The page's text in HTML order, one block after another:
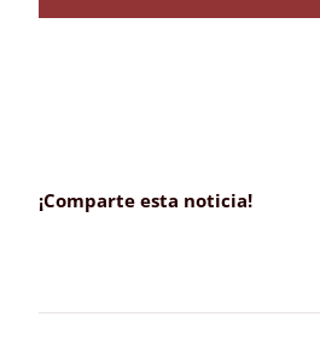
¡Comparte esta noticia!